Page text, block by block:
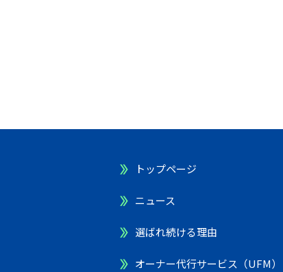
トップページ
ニュース
選ばれ続ける理由
オーナー代行サービス（UFM）